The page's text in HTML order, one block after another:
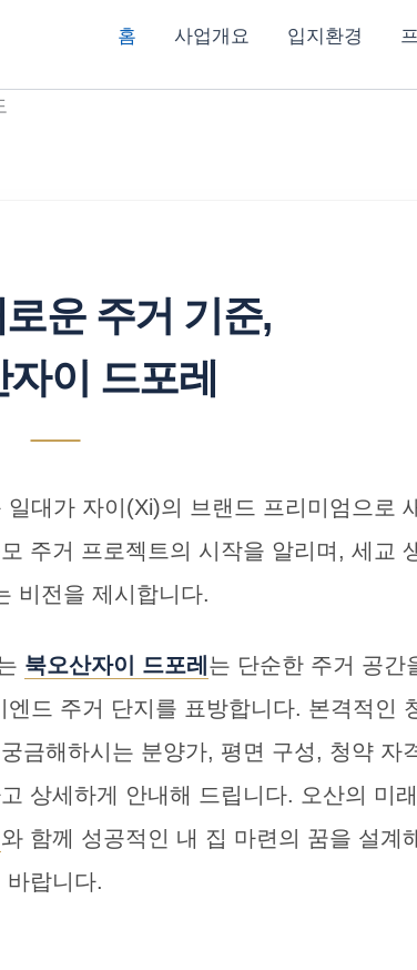
홈 사업개요 입지환경
운 주거 기준,
자이 드포레
대가 자이(Xi)의 브랜드 프리미엄으로
주거 프로젝트의 시작을 알리며, 세교
비전을 제시합니다.
북오산자이 드포레는 단순한 주거 공간
드 주거 단지를 표방합니다. 본격적인
금해하시는 분양가, 평면 구성, 청약 자
상세하게 안내해 드립니다. 오산의 미
와 함께 성공적인 내 집 마련의 꿈을 설계
바랍니다.